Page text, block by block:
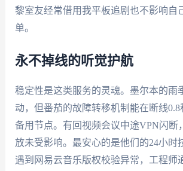
黎室友经常借用我平板追剧也不影响自
单。
永不掉线的听觉护航
稳定性是这类服务的灵魂。墨尔本的雨
动，但番茄的故障转移机制能在断线
备用节点。有回视频会议中途VPN闪断
放未受影响。最安心的是他们的24小时
遇到网易云音乐版权校验异常，工程师